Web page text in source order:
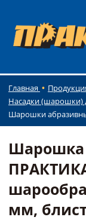
Главная
Насадки
Шарошки
Шарошка
мм,